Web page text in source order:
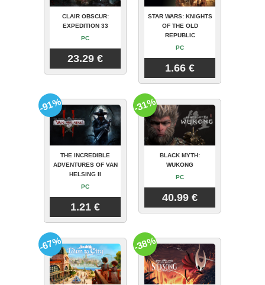
CLAIR OBSCUR:
EXPEDITION 33
PC
23.29 €
STAR WARS: KNIGHTS
OF THE OLD
REPUBLIC
PC
1.66 €
THE INCREDIBLE
ADVENTURES OF VAN
HELSING II
PC
1.21 €
-91%
BLACK MYTH:
WUKONG
PC
40.99 €
-31%
-67% -38%